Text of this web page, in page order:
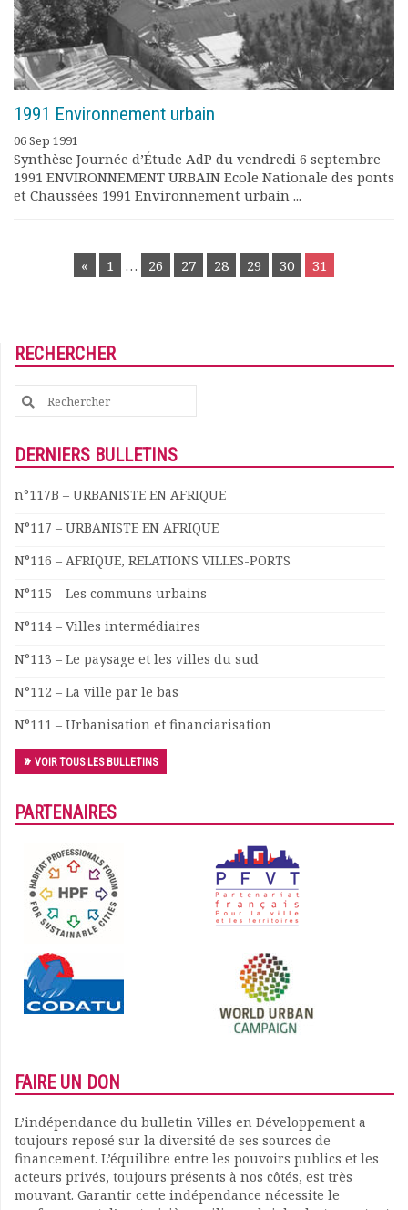
1991 Environnement urbain
06 Sep 1991
Synthèse Journée d’Étude AdP du vendredi 6 septembre
1991 ENVIRONNEMENT URBAIN Ecole Nationale des ponts
et Chaussées 1991 Environnement urbain ...
POSTS
NAVIGATION
« 1 … 26 27 28 29 30 31
RECHERCHER
Search
for:
DERNIERS BULLETINS
n°117B – URBANISTE EN AFRIQUE
N°117 – URBANISTE EN AFRIQUE
N°116 – AFRIQUE, RELATIONS VILLES-PORTS
N°115 – Les communs urbains
N°114 – Villes intermédiaires
N°113 – Le paysage et les villes du sud
N°112 – La ville par le bas
N°111 – Urbanisation et financiarisation
VOIR TOUS LES BULLETINS
PARTENAIRES
FAIRE UN DON
L’indépendance du bulletin Villes en Développement a
toujours reposé sur la diversité de ses sources de
financement. L’équilibre entre les pouvoirs publics et les
acteurs privés, toujours présents à nos côtés, est très
mouvant. Garantir cette indépendance nécessite le